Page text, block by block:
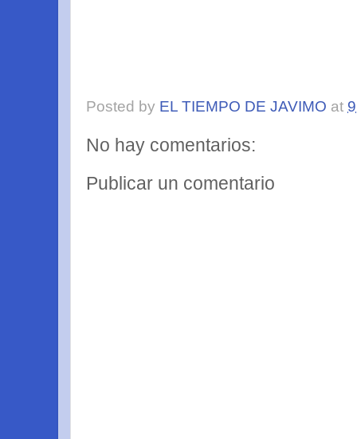
Posted by EL TIEMPO DE JAVIMO at
No hay comentarios:
Publicar un comentario